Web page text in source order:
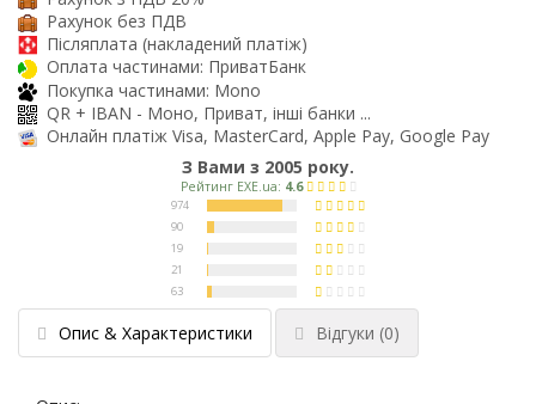
Рахунок без ПДВ
Післяплата (накладений платіж)
Оплата частинами: ПриватБанк
Покупка частинами: Mono
QR + IBAN - Моно, Приват, інші банки ...
Онлайн платіж Visa, MasterCard, Apple Pay, Google Pay
З Вами з 2005 року.
Опис & Характеристики Відгуки (0)